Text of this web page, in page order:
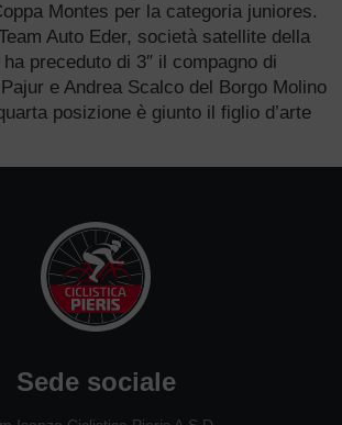
Montes per la categoria juniores.
Auto Eder, società satellite della
preceduto di 3″ il compagno di
e Andrea Scalco del Borgo Molino
posizione è giunto il figlio d’arte
Sede sociale